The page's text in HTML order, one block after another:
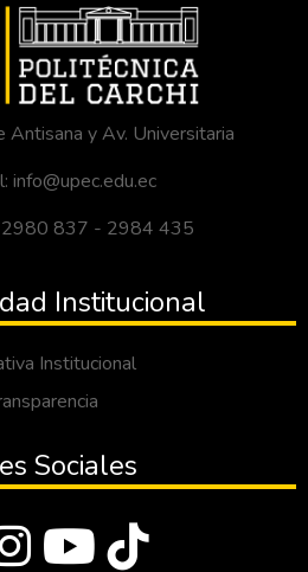
Antisana y Av. Universitaria
info@upec.edu.ec
2980 837 - 2984 435
Institucional
Institucional
Sociales